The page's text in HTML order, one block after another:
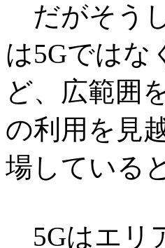
だがそう
は5Gではな
ど、広範囲
の利用を見
場している
5Gはエリ